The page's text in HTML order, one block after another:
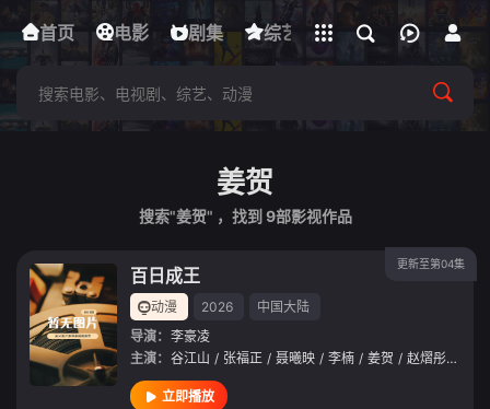
首页 电影 剧集 综艺 动漫 短剧
下载客户端
立即登录
姜贺
搜索"姜贺" ，找到 9部影视作品
更新至第04集
百日成王
动漫 2026
中国大陆
导演： 李豪凌
主演： 谷江山 / 张福正 / 聂曦映 / 李楠 / 姜贺 / 赵熠彤 /
立即播放